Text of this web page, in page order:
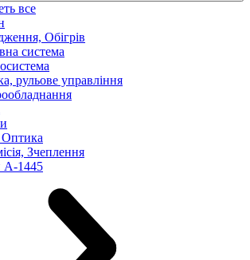
все
Обігрів
система
рульове управління
Зчеплення
А-1445